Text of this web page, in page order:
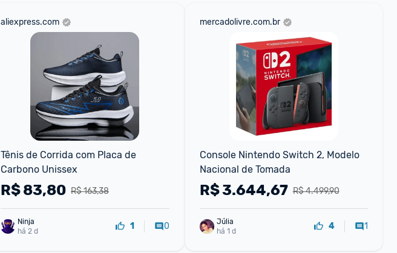
aliexpress.com
Tênis de Corrida com Placa de
Carbono Unissex
R$ 163,38
R$83,80
há 2 d
1 0
mercadolivre.com.br
Console Nintendo Switch 2, Modelo
Nacional de Tomada
R$ 4.499,90
R$3.644,67
Júlia
há 1 d
4 1